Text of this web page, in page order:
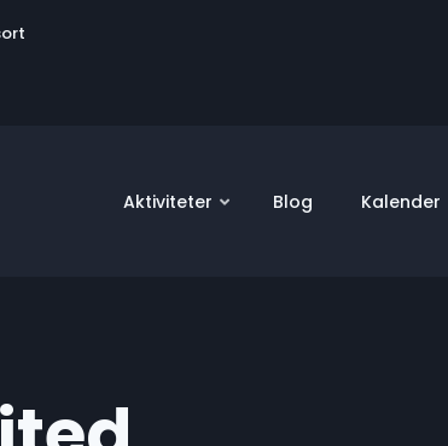
Aktiviteter Blog Kalender